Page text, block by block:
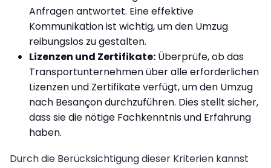
Anfragen antwortet. Eine effektive
Kommunikation ist wichtig, um den Umzug
reibungslos zu gestalten.
Lizenzen und Zertifikate: Überprüfe, ob das
Transportunternehmen über alle erforderlichen
Lizenzen und Zertifikate verfügt, um den Umzug
nach Besançon durchzuführen. Dies stellt sicher,
dass sie die nötige Fachkenntnis und Erfahrung
haben.
Durch die Berücksichtigung dieser Kriterien kannst